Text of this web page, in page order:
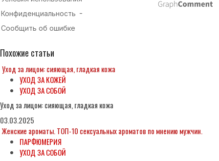
Похожие статьи
Уход за лицом: сияющая, гладкая кожа
УХОД ЗА КОЖЕЙ
УХОД ЗА СОБОЙ
Уход за лицом: сияющая, гладкая кожа
03.03.2025
Женские ароматы. ТОП-10 сексуальных ароматов по мнению мужчин.
ПАРФЮМЕРИЯ
УХОД ЗА СОБОЙ